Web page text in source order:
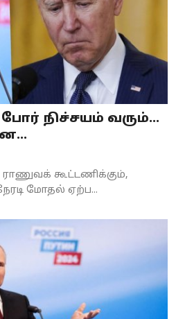
நிச்சயம் வரும்...
கூட்டணிக்கும்,
மோதல் ஏற்ப...